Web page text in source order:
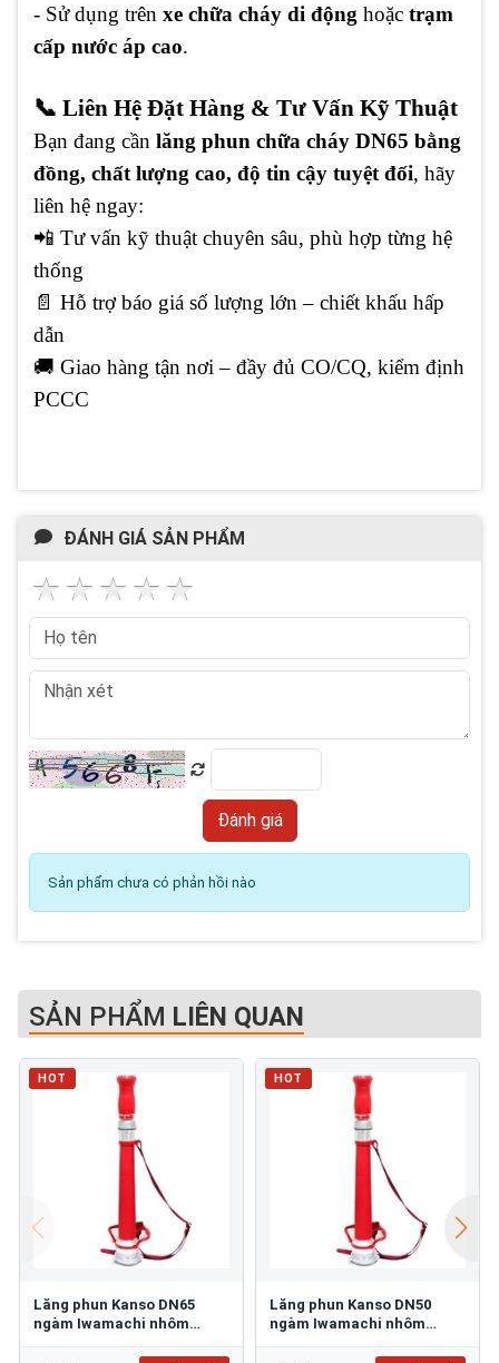
- Sử dụng trên xe chữa cháy di động hoặc trạm
cấp nước áp cao.
📞 Liên Hệ Đặt Hàng & Tư Vấn Kỹ Thuật
Bạn đang cần lăng phun chữa cháy DN65 bằng
đồng, chất lượng cao, độ tin cậy tuyệt đối, hãy
liên hệ ngay:
📲 Tư vấn kỹ thuật chuyên sâu, phù hợp từng hệ
thống
📄 Hỗ trợ báo giá số lượng lớn – chiết khấu hấp
dẫn
🚚 Giao hàng tận nơi – đầy đủ CO/CQ, kiểm định
PCCC
ĐÁNH GIÁ SẢN PHẨM
Sản phẩm chưa có phản hồi nào
SẢN PHẨM LIÊN QUAN
HOT
Lăng phun Kanso DN65
ngàm Iwamachi nhôm
HOT
Lăng phun Kanso DN50
ngàm Iwamachi nhôm